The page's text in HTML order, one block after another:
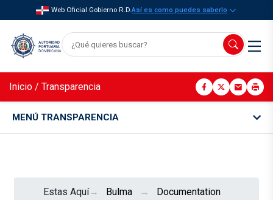
Web Oficial Gobierno R.D.Así es como puedes saberlo
Inicio / Transparencia
MENÚ TRANSPARENCIA
Estas Aquí Bulma
Documentation